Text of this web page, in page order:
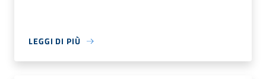
LEGGI DI PIÙ